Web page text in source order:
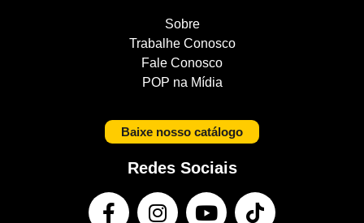
Sobre
Trabalhe Conosco
Fale Conosco
POP na Mídia
Baixe nosso catálogo
Redes Sociais